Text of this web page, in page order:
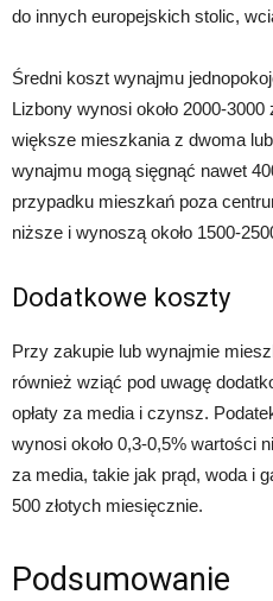
do innych europejskich stolic,
Średni koszt wynajmu
Lizbony wynosi około 2000-
większe mieszkania z dwoma
wynajmu mogą sięgnąć nawet
przypadku mieszkań poza
niższe i wynoszą około 1500-
Dodatkowe koszty
Przy zakupie lub wynajmie
również wziąć pod uwagę
opłaty za media i czynsz.
wynosi około 0,3-0,5% wartości
za media, takie jak prąd, woda i
500 złotych miesięcznie.
Podsumowanie